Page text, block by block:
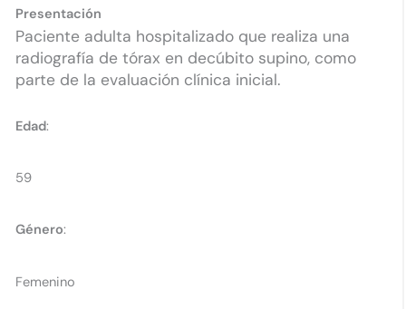
Presentación
Paciente adulta hospitalizado que realiza una
radiografía de tórax en decúbito supino, como
parte de la evaluación clínica inicial.​
Edad:
59​
Género:
Femenino​